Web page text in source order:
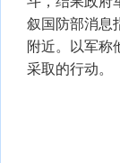
叙国防部消息
附近。以军称
采取的行动。